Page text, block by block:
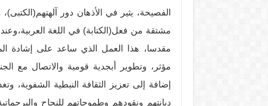
الفصيحة، يثير في الأذهان دور
مشتقة من فعل(الكتابة) في اللغة
مقدسا، هذا العمل الذي ساعد على إشادة
مؤثر، وتطوير أبجدية قومية والاتصال مع
إضافة إلى تعزيز الثقافة النبطية الشفوية،
ديانتهم ونقودهم وطموحاتهم للنجاح